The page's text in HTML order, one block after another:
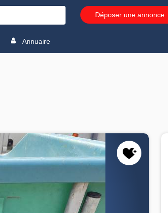
Déposer une annonce
Annuaire